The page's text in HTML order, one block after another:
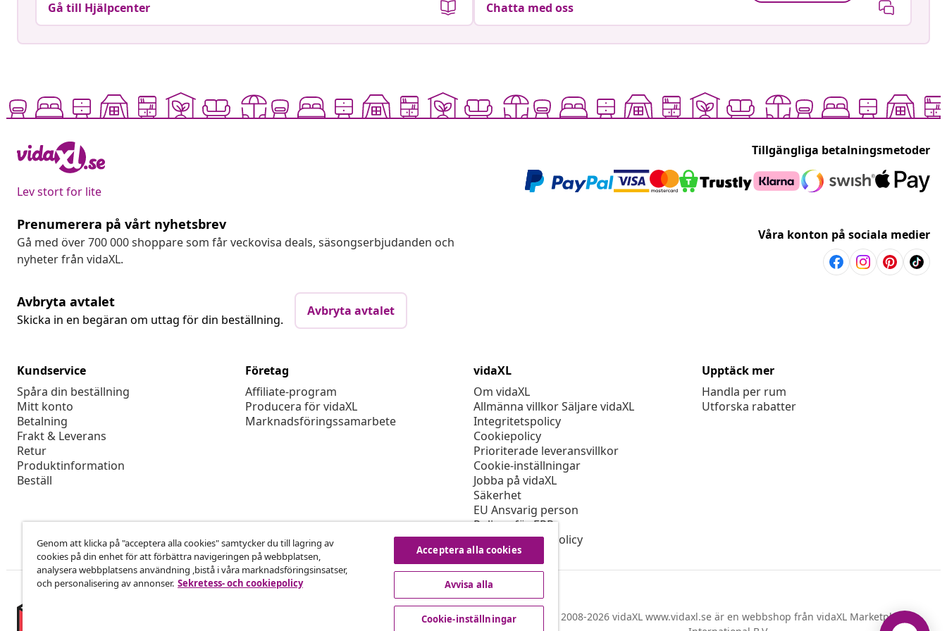
Gå till Hjälpcenter Chatta med oss
Lev stort for lite
Tillgängliga betalningsmetoder
Prenumerera på vårt nyhetsbrev
Gå med över 700 000 shoppare som får veckovisa deals, säsongserbjudanden och
nyheter från vidaXL.
Våra konton på sociala medier
Avbryta avtalet
Skicka in en begäran om uttag för din beställning.
Avbryta avtalet
Kundservice
Spåra din beställning
Mitt konto
Betalning
Frakt & Leverans
Retur
Produktinformation
Beställ
Företag
Affiliate-program
Producera för vidaXL
Marknadsföringssamarbete
vidaXL
Om vidaXL
Allmänna villkor Säljare vidaXL
Integritetspolicy
Cookiepolicy
Prioriterade leveransvillkor
Cookie-inställningar
Jobba på vidaXL
Säkerhet
EU Ansvarig person
Policyn för EPR
Tillgänglighetspolicy
Upptäck mer
Handla per rum
Utforska rabatter
© 2008-2026 vidaXL www.vidaxl.se är en webbshop från vidaXL Marketplace
Genom att klicka på "acceptera alla cookies" samtycker du till lagring av
cookies på din enhet för att förbättra navigeringen på webbplatsen,
analysera webbplatsens användning ,bistå i våra marknadsföringsinsatser,
och personalisering av annonser. Sekretess- och cookiepolicy
Acceptera alla cookies
Avvisa alla
Cookie-inställningar